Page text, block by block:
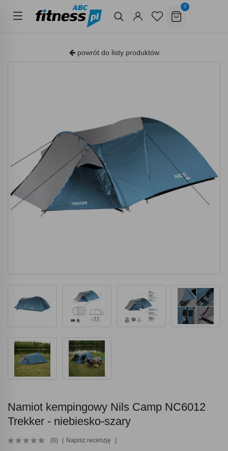
0
powrót do listy produktów
Namiot kempingowy Nils Camp NC6012
Trekker - niebiesko-szary
(0) Napisz recenzję